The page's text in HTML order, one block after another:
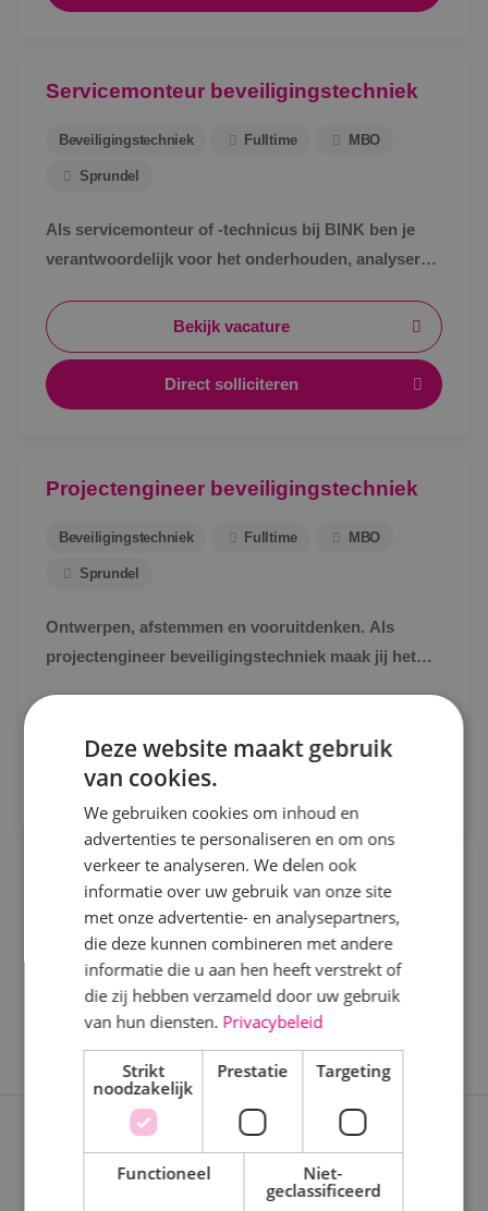
Locatie
Kaatsheuvel
Sprundel
Specialisme
Beveiligingstechniek
Elektrotechniek
Energietechniek
Staf
Uren
Fulltime
Servicemonteur beveiligingstechniek
Beveiligingstechniek Fulltime MBO
Sprundel
Als servicemonteur of -technicus bij BINK ben je
verantwoordelijk voor het onderhouden, analyseren
beveiligingsinstallaties.Bekijk vacature
Direct solliciteren
Projectengineer beveiligingstechniek
Beveiligingstechniek Fulltime MBO
Sprundel
Ontwerpen, afstemmen en vooruitdenken. Als
projectengineer beveiligingstechniek maak jij het
Direct solliciteren
Nieuwbouwprojecten
Deze website maakt gebruik
van cookies.
We gebruiken cookies om inhoud en
advertenties te personaliseren en om ons
verkeer te analyseren. We delen ook
informatie over uw gebruik van onze site
met onze advertentie- en analysepartners,
die deze kunnen combineren met andere
informatie die u aan hen heeft verstrekt of
die zij hebben verzameld door uw gebruik
van hun diensten. Privacybeleid
Strikt
noodzakelijk
Prestatie Targeting
Functioneel
Niet-
geclassificeerd